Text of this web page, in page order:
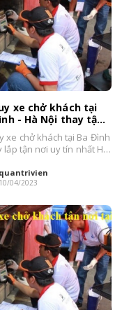
xe chở khách tại
- Hà Nội thay tận
bán tốt
xe chở khách tại Ba Đình
lắp tận nơi uy tín nhất Hà
quantrivien
10/04/2023